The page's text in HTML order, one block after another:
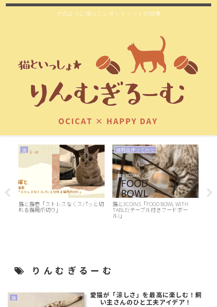
犬のように懐っこいオシキャットの日常
猫
猫と猫壱「ストレスなくスパッと切
れる猫用爪切り」
猫用品使ってみた
猫と3COINS「FOOD BOWL WITH
TABLE(テーブル付きフードボー
ル)」
りんむぎるーむ
猫 愛猫が「涼しさ」を最高に楽しむ！飼
い主さんのひと工夫アイデア！